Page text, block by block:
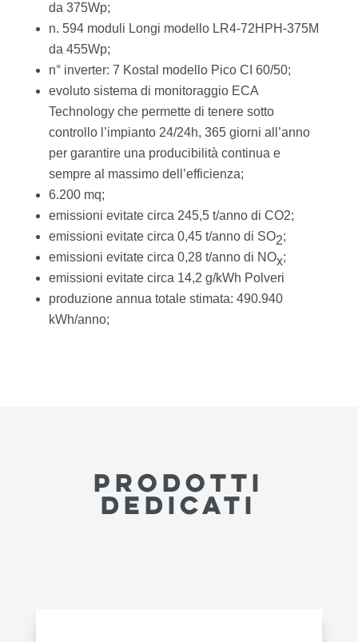
da 375Wp;
n. 594 moduli Longi modello LR4-72HPH-375M
da 455Wp;
n° inverter: 7 Kostal modello Pico CI 60/50;
evoluto sistema di monitoraggio ECA
Technology che permette di tenere sotto
controllo l’impianto 24/24h, 365 giorni all’anno
per garantire una producibilità continua e
sempre al massimo dell’efficienza;
6.200 mq;
emissioni evitate circa 245,5 t/anno di CO2;
emissioni evitate circa 0,45 t/anno di SO2;
emissioni evitate circa 0,28 t/anno di NOx;
emissioni evitate circa 14,2 g/kWh Polveri
produzione annua totale stimata: 490.940
kWh/anno;
PRODOTTI
dedicatI